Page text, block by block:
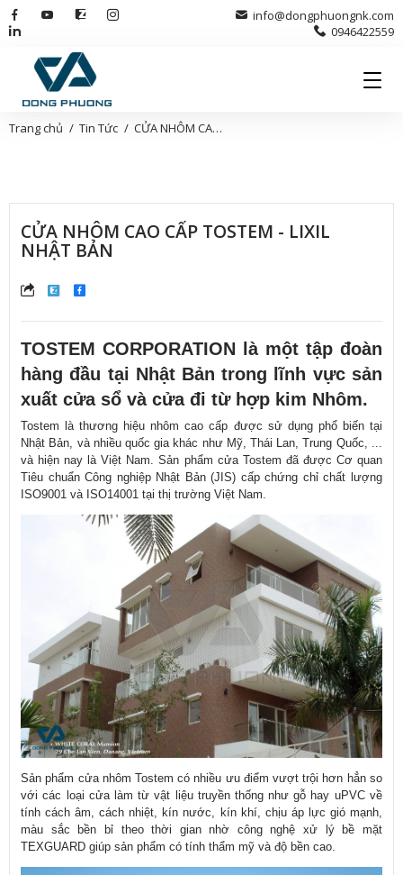
info@dongphuongnk.com
0946422559
Trang chủ Tin Tức CỬA NHÔM CAO CẤP TOSTEM - LIXIL NHẬT BẢN
CỬA NHÔM CAO CẤP TOSTEM - LIXIL
NHẬT BẢN
TOSTEM CORPORATION là một tập đoàn
hàng đầu tại Nhật Bản trong lĩnh vực sản
xuất cửa sổ và cửa đi từ hợp kim Nhôm.
Tostem là thương hiệu nhôm cao cấp được sử dụng phổ biến tại
Nhật Bản, và nhiều quốc gia khác như Mỹ, Thái Lan, Trung Quốc, ...
và hiện nay là Việt Nam. Sản phẩm cửa Tostem đã được Cơ quan
Tiêu chuẩn Công nghiệp Nhật Bản (JIS) cấp chứng chỉ chất lượng
ISO9001 và ISO14001 tại thị trường Việt Nam.
Sản phẩm cửa nhôm Tostem có nhiều ưu điểm vượt trội hơn hẳn so
với các loại cửa làm từ vật liệu truyền thống như gỗ hay uPVC về
tính cách âm, cách nhiệt, kín nước, kín khí, chịu áp lực gió mạnh,
màu sắc bền bỉ theo thời gian nhờ công nghệ xử lý bề mặt
TEXGUARD giúp sản phẩm có tính thẩm mỹ và độ bền cao.